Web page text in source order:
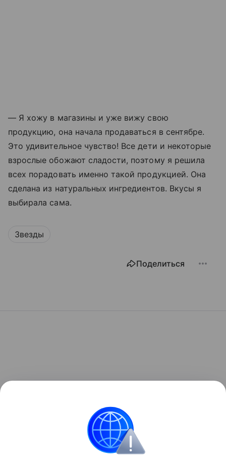
— Я хожу в магазины и уже вижу свою
продукцию, она начала продаваться в сентябре.
Это удивительное чувство! Все дети и некоторые
взрослые обожают сладости, поэтому я решила
всех порадовать именно такой продукцией. Она
сделана из натуральных ингредиентов. Вкусы я
выбирала сама.
Звезды
Поделиться